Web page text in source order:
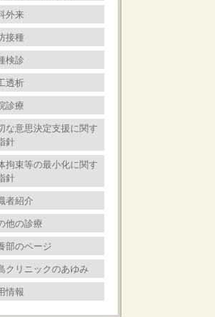
外来
接種
検診
透析
診療
な意思決定支援に関す
針
拘束等の最小化に関す
針
者紹介
他の診療
部のページ
クリニックのあゆみ
情報